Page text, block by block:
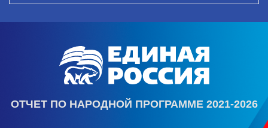
ОТЧЕТ ПО НАРОДНОЙ ПРОГРАММЕ 2021-2026